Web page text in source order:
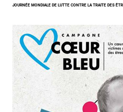
des
en
Asie
du
sud
est
JOURNÉE MONDIALE DE LUTTE CONTRE LA TRAITE DES